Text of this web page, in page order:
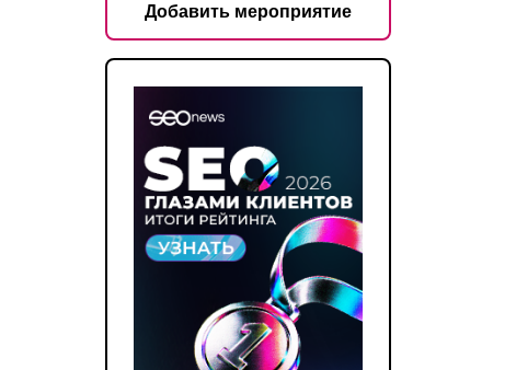
Добавить мероприятие